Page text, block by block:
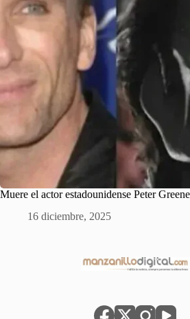
Muere el actor estadounidense Peter Greene
16 diciembre, 2025